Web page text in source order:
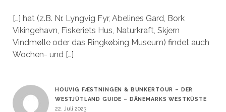
[…] hat (z.B. Nr. Lyngvig Fyr, Abelines Gard, Bork
Vikingehavn, Fiskeriets Hus, Naturkraft, Skjern
Vindmølle oder das Ringkøbing Museum) findet auch
Wochen- und […]
HOUVIG FÆSTNINGEN & BUNKERTOUR – DER
WESTJÜTLAND GUIDE – DÄNEMARKS WESTKÜSTE
22. Juli 2023